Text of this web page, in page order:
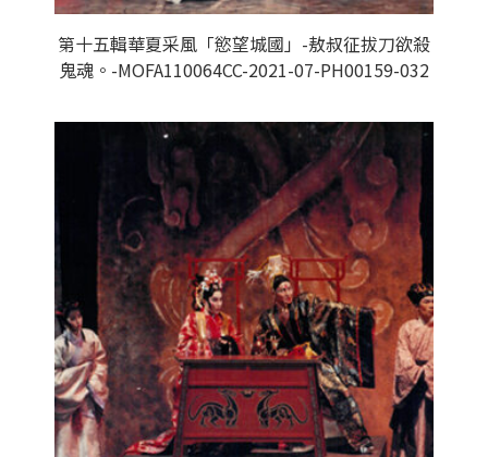
第十五輯華夏采風「慾望城國」-敖叔征拔刀欲殺
鬼魂。-MOFA110064CC-2021-07-PH00159-032